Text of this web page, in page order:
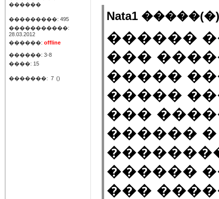
������
���������: 495
�����������:
28.03.2012
������: offline
������: 3-8
����: 15
�������: 7 ()
Nata1
������
���
�����
�����
���
������
������
���